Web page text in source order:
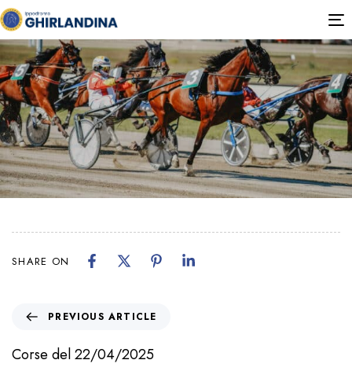
PUBLISHED
IN:
SHARE ON
PREVIOUS ARTICLE
Corse del 22/04/2025